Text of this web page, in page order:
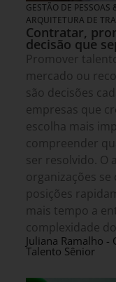
GESTÃO DE PESSOAS
ARQUITETURA DE
Contratar,
decisão que
Promover
mercado ou
são decisões
empresas que
escolha mais
compreender
ser resolvido. O
organizações
posições
mais tempo a
complexidade
Juliana Ramalho -
Talento Sênior